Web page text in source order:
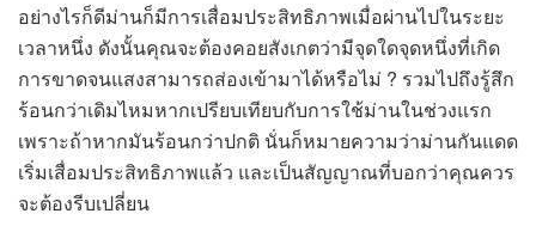
อย่างไรก็ดีม่านก็มีการเสื่อมประสิทธิภาพเมื่อผ่านไปในระยะ
เวลาหนึ่ง ดังนั้นคุณจะต้องคอยสังเกตว่ามีจุดใดจุดหนึ่งที่เกิด
การขาดจนแสงสามารถส่องเข้ามาได้หรือไม่ ? รวมไปถึงรู้สึก
ร้อนกว่าเดิมไหมหากเปรียบเทียบกับการใช้ม่านในช่วงแรก
เพราะถ้าหากมันร้อนกว่าปกติ นั่นก็หมายความว่าม่านกันแดด
เริ่มเสื่อมประสิทธิภาพแล้ว และเป็นสัญญาณที่บอกว่าคุณควร
จะต้องรีบเปลี่ยน